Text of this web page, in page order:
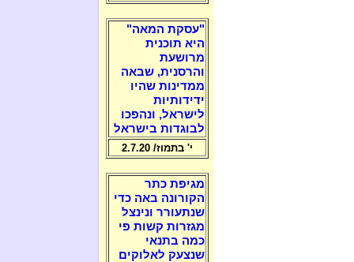
"עסקת המאה"
היא תוכנית
מרושעת
והרסנית, שבאה
ממדינות שהיו
ידידותיות
לישראל, ונהפכו
לבוגדות בישראל
י' בתמוז/ 2.7.20
מגיפת כתר
הקורונה באה כדי
שנתעורר ונינצל
מגזרות קשות פי
כמה בתנאי
שנצעק לאלוקים